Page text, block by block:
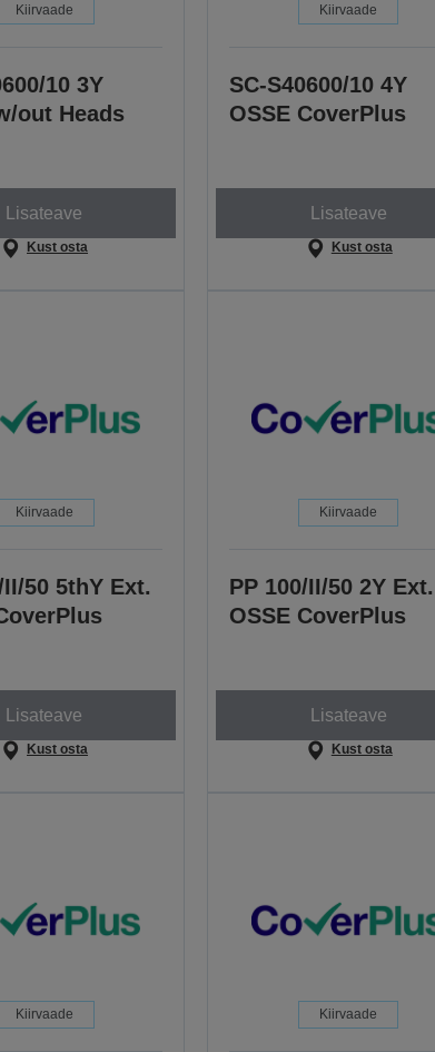
Kiirvaade
10 3Y
out Heads
Lisateave
Kust osta
Kiirvaade
SC-S40600/10 4Y
OSSE CoverPlus
Lisateave
Kust osta
Kiirvaade
II/50 5thY Ext.
Lisateave
Kust osta
Kiirvaade
PP 100/II/50 2Y Ext.
OSSE CoverPlus
Lisateave
Kust osta
Kiirvaade Kiirvaade